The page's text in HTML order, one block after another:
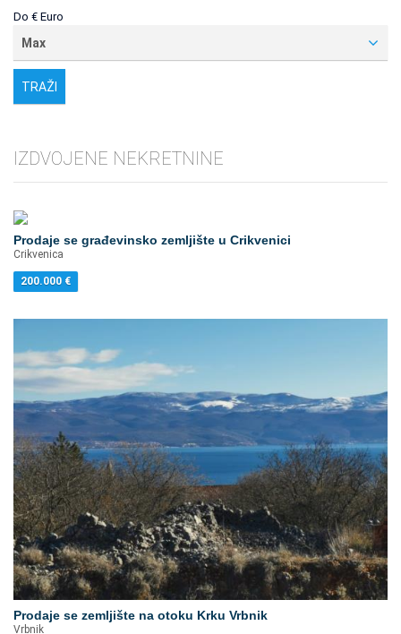
Do € Euro
Max
IZDVOJENE NEKRETNINE
Prodaje se građevinsko zemljište u Crikvenici
Crikvenica
200.000 €
Prodaje se zemljište na otoku Krku Vrbnik
Vrbnik